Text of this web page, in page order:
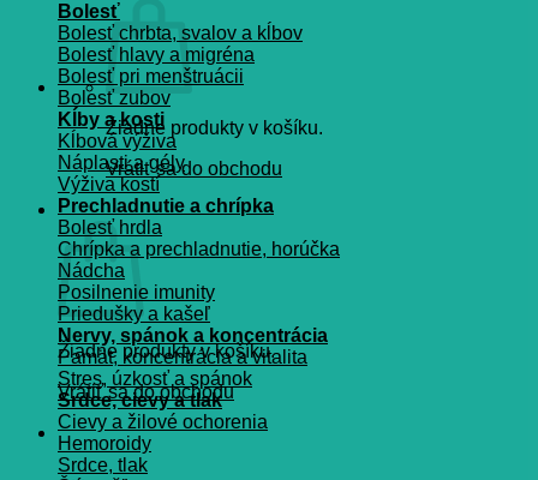
Žiadne produkty v košíku.
Vrátiť sa do obchodu
Košík
Žiadne produkty v košíku.
Vrátiť sa do obchodu
Bolesť
Bolesť chrbta, svalov a kĺbov
Bolesť hlavy a migréna
Bolesť pri menštruácii
Bolesť zubov
Kĺby a kosti
Kĺbová výživa
Náplasti a gély
Výživa kostí
Prechladnutie a chrípka
Bolesť hrdla
Chrípka a prechladnutie, horúčka
Nádcha
Posilnenie imunity
Priedušky a kašeľ
Nervy, spánok a koncentrácia
Pamät, koncentrácia a vitalita
Stres, úzkosť a spánok
Srdce, cievy a tlak
Cievy a žilové ochorenia
Hemoroidy
Srdce, tlak